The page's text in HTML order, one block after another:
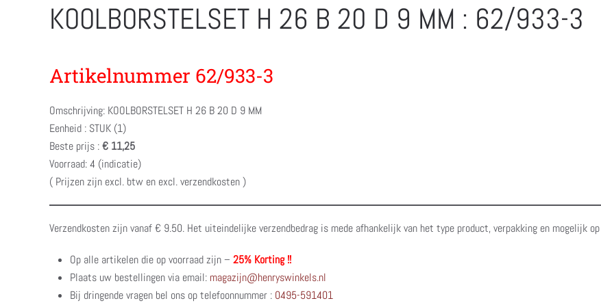
KOOLBORSTELSET H 26 B 20 D 9 MM : 62/933-3
Artikelnummer 62/933-3
Omschrijving: KOOLBORSTELSET H 26 B 20 D 9 MM
Eenheid : STUK (1)
Beste prijs :€ 11,25
Voorraad: 4 (indicatie)
( Prijzen zijn excl. btw en excl. verzendkosten )
Verzendkosten zijn vanaf € 9.50. Het uiteindelijke verzendbedrag is mede afhankelijk van het type product, verpakking en mogelijk
Op alle artikelen die op voorraad zijn – 25% Korting !!
Plaats uw bestellingen via email: magazijn@henryswinkels.nl
Bij dringende vragen bel ons op telefoonnummer : 0495-591401